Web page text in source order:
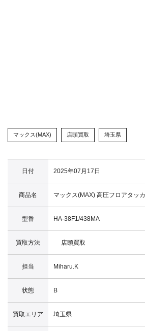
マックス(MAX) 店頭買取 埼玉県
日付 2025年07月17日
商品名 マックス(MAX) 高圧フロアタッカ
型番 HA-38F1/438MA
買取方法 店頭買取
担当 Miharu.K
状態 B
買取エリア 埼玉県